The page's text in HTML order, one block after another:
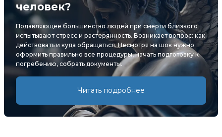
человек?
Подавляющее большинство людей при смерти близкого
испытывают стресс и растерянность. Возникает вопрос: как
действовать и куда обращаться. Несмотря на шок нужно
оформить правильно все процедуры, начать подготовку к
погребению, собрать документы.
Читать подробнее